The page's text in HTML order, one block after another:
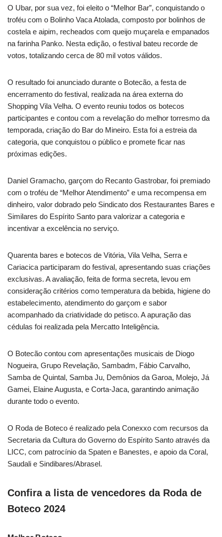
O Ubar, por sua vez, foi eleito o “Melhor Bar”, conquistando o
troféu com o Bolinho Vaca Atolada, composto por bolinhos de
costela e aipim, recheados com queijo muçarela e empanados
na farinha Panko. Nesta edição, o festival bateu recorde de
votos, totalizando cerca de 80 mil votos válidos.
O resultado foi anunciado durante o Botecão, a festa de
encerramento do festival, realizada na área externa do
Shopping Vila Velha. O evento reuniu todos os botecos
participantes e contou com a revelação do melhor torresmo da
temporada, criação do Bar do Mineiro. Esta foi a estreia da
categoria, que conquistou o público e promete ficar nas
próximas edições.
Daniel Gramacho, garçom do Recanto Gastrobar, foi premiado
com o troféu de “Melhor Atendimento” e uma recompensa em
dinheiro, valor dobrado pelo Sindicato dos Restaurantes Bares e
Similares do Espírito Santo para valorizar a categoria e
incentivar a excelência no serviço.
Quarenta bares e botecos de Vitória, Vila Velha, Serra e
Cariacica participaram do festival, apresentando suas criações
exclusivas. A avaliação, feita de forma secreta, levou em
consideração critérios como temperatura da bebida, higiene do
estabelecimento, atendimento do garçom e sabor
acompanhado da criatividade do petisco. A apuração das
cédulas foi realizada pela Mercatto Inteligência.
O Botecão contou com apresentações musicais de Diogo
Nogueira, Grupo Revelação, Sambadm, Fábio Carvalho,
Samba de Quintal, Samba Ju, Demônios da Garoa, Molejo, Já
Gamei, Elaine Augusta, e Corta-Jaca, garantindo animação
durante todo o evento.
O Roda de Boteco é realizado pela Conexxo com recursos da
Secretaria da Cultura do Governo do Espírito Santo através da
LICC, com patrocínio da Spaten e Banestes, e apoio da Coral,
Saudali e Sindibares/Abrasel.
Confira a lista de vencedores da Roda de
Boteco 2024